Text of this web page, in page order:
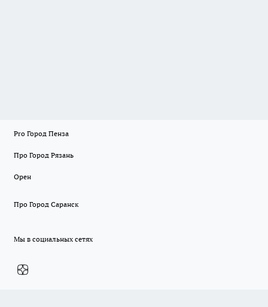
Pro Город Пенза
Про Город Рязань
Орен
Про Город Саранск
Мы в социальных сетях